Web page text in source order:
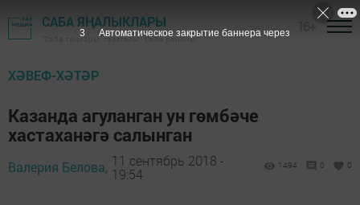
САБА ЯҢАЛЫКЛАРЫ
"Саба таңнары" газетасы - Саба районы
ХӘВЕФ-ХӘТӘР
Казанда агуланган ун гөмбәче
хастаханәгә салынган
Валерия Белова, 11 сентябрь 2018 -
19:54
1494 0 0
2 Автоматическое закрытие баннера через